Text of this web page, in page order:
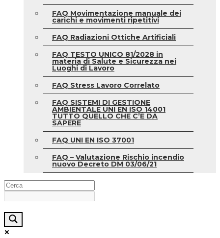
FAQ Movimentazione manuale dei
carichi e movimenti ripetitivi
FAQ Radiazioni Ottiche Artificiali
FAQ TESTO UNICO 81/2028 in
materia di Salute e Sicurezza nei
Luoghi di Lavoro
FAQ Stress Lavoro Correlato
FAQ SISTEMI DI GESTIONE
AMBIENTALE UNI EN ISO 14001
TUTTO QUELLO CHE C’È DA
SAPERE
FAQ UNI EN ISO 37001
FAQ – Valutazione Rischio incendio
nuovo Decreto DM 03/06/21